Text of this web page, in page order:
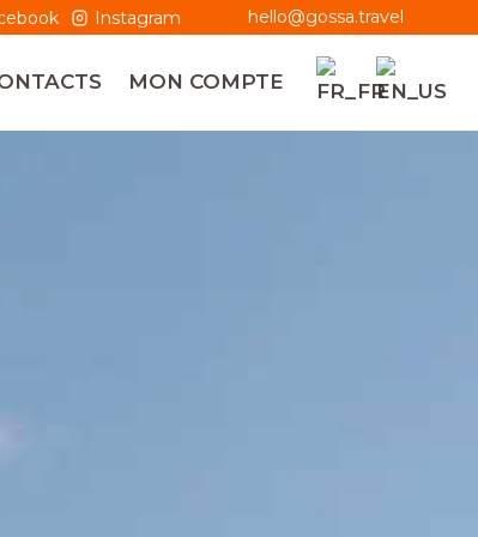
Instagram hello@gossa.travel
MON COMPTE